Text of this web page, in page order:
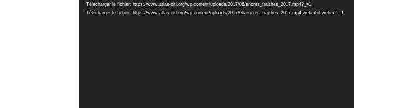
Télécharger le fichier: https://www.atlas-citl.org/wp-content/uploads/2017/06/encres_fraiches_2017.mp4?_=1
Télécharger le fichier: https://www.atlas-citl.org/wp-content/uploads/2017/06/encres_fraiches_2017.mp4.webmhd.webm?_=1